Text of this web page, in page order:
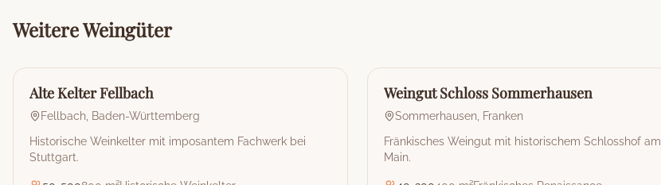
WeitereWeingüter
🏰
Weingut
Alte Kelter Fellbach
Fellbach Baden-Württemberg
Historische Weinkelter mit imposantem Fachwerk bei
Stuttgart.
🏰
Weingut
Weingut Schloss Sommerhausen
Sommerhausen Franken
Fränkisches Weingut mit historischem Schlosshof am
Main.